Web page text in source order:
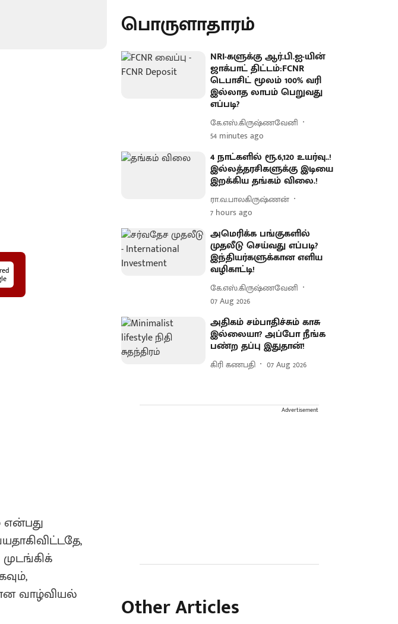
என்பது
வாழ்வியல்
பொருளாதாரம்
NRI-களுக்கு ஆர்.பி.ஐ-யின்
ஜாக்பாட் திட்டம்:FCNR
டெபாசிட் மூலம் 100% வரி
இல்லாத லாபம் பெறுவது
எப்படி?
கே.எஸ்.கிருஷ்ணவேனி
54 minutes ago
4 நாட்களில் ரூ.6,120 உயர்வு..!
இல்லத்தரசிகளுக்கு இடியை
இறக்கிய தங்கம் விலை.!
ரா.வ.பாலகிருஷ்ணன்
7 hours ago
அமெரிக்க பங்குகளில்
முதலீடு செய்வது எப்படி?
இந்தியர்களுக்கான எளிய
வழிகாட்டி!
கே.எஸ்.கிருஷ்ணவேனி
07 Aug 2026
அதிகம் சம்பாதிச்சும் காசு
இல்லையா? அப்போ நீங்க
பண்ற தப்பு இதுதான்!
கிரி கணபதி 07 Aug 2026
Advertisement
Other Articles